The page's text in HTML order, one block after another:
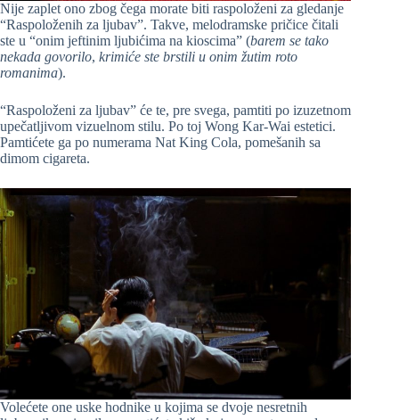
Nije zaplet ono zbog čega morate biti raspoloženi za gledanje
“Raspoloženih za ljubav”. Takve, melodramske pričice čitali
ste u “onim jeftinim ljubićima na kioscima” (barem se tako
nekada govorilo, krimiće ste brstili u onim žutim roto
romanima).
“Raspoloženi za ljubav” će te, pre svega, pamtiti po izuzetnom
upečatljivom vizuelnom stilu. Po toj Wong Kar-Wai estetici.
Pamtićete ga po numerama Nat King Cola, pomešanih sa
dimom cigareta.
Volećete one uske hodnike u kojima se dvoje nesretnih